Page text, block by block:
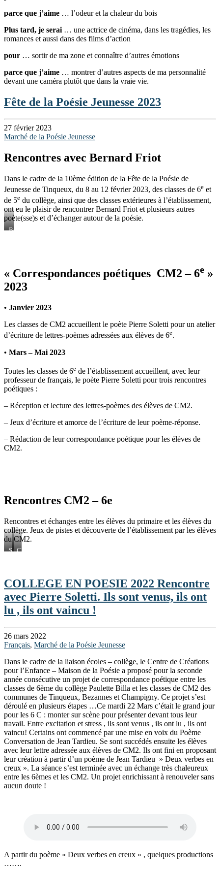
parce que j’aime … l’odeur et la chaleur du bois
Plus tard, je serai … une actrice de cinéma, dans les tragédies, les
romances et aussi dans des films d’action
pour … sortir de ma zone et connaître d’autres émotions
parce que j’aime … montrer d’autres aspects de ma personnalité
devant une caméra plutôt que dans la vraie vie.
Fête de la Poésie Jeunesse 2023
27 février 2023
Marché de la Poésie Jeunesse
Rencontres avec Bernard Friot
Dans le cadre de la 10ème édition de la Fête de la Poésie de
Jeunesse de Tinqueux, du 8 au 12 février 2023, des classes de 6e et
de 5e du collège, ainsi que des classes extérieures à l’établissement,
ont eu le plaisir de rencontrer Bernard Friot et plusieurs autres
poète(sse)s et d’échanger autour de la poésie.
Bernard
« Correspondances poétiques CM2 – 6e »
2023
• Janvier 2023
Les classes de CM2 accueillent le poète Pierre Soletti pour un atelier
d’écriture de lettres-poèmes adressées aux élèves de 6e.
• Mars – Mai 2023
Toutes les classes de 6e de l’établissement accueillent, avec leur
professeur de français, le poète Pierre Soletti pour trois rencontres
poétiques :
– Réception et lecture des lettres-poèmes des élèves de CM2.
– Jeux d’écriture et amorce de l’écriture de leur poème-réponse.
– Rédaction de leur correspondance poétique pour les élèves de
CM2.
Rencontres CM2 – 6e
Rencontres et échanges entre les élèves du primaire et les élèves du
collège. Jeux de pistes et découverte de l’établissement par les élèves
du CM2.
Salle
CDI
COLLEGE EN POESIE 2022 Rencontre
avec Pierre Soletti. Ils sont venus, ils ont
lu , ils ont vaincu !
26 mars 2022
Français, Marché de la Poésie Jeunesse
Dans le cadre de la liaison écoles – collège, le Centre de Créations
pour l’Enfance – Maison de la Poésie a proposé pour la seconde
année consécutive un projet de correspondance poétique entre les
classes de 6ème du collège Paulette Billa et les classes de CM2 des
communes de Tinqueux, Bezannes et Champigny. Ce projet s’est
déroulé en plusieurs étapes …Ce mardi 22 Mars c’était le grand jour
pour les 6 C : monter sur scène pour présenter devant tous leur
travail. Entre excitation et stress , ils sont venus , ils ont lu , ils ont
vaincu! Certains ont commencé par une mise en voix du Poème
Conversation de Jean Tardieu. Se sont succédés ensuite les élèves
avec leur lettre adressée aux élèves de CM2. Ils ont fini en proposant
leur création à partir d’un poème de Jean Tardieu » Deux verbes en
creux ». La séance s’est terminée avec un échange très chaleureux
entre les 6èmes et les CM2. Un projet enrichissant à renouveler sans
aucun doute !
A partir du poème « Deux verbes en creux » , quelques productions
…….